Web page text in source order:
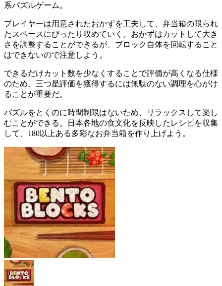
系パズルゲーム。
プレイヤーは用意されたおかずを工夫して、 弁当箱の限られ
たスペースにぴったり収めていく。おかずはカットして大き
さを調整することができるが、 ブロック自体を回転すること
はできないので注意しよう。
できるだけカット数を少なくする ことで評価が高くなる仕様
のため、 三つ星評価を獲得するには無駄のない調理を心がけ
ることが重要だ。
パズルをとくのに時間制限はないため、リラックスして楽し
むことができる。日本各地の食文化を反映したレシピを収集
して、 180以上ある多彩なお弁当箱を作り上げよう。